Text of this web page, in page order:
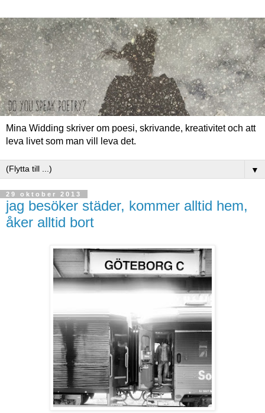
Mina Widding skriver om poesi, skrivande, kreativitet och att
leva livet som man vill leva det.
▼
29 oktober 2013
jag besöker städer, kommer alltid hem,
åker alltid bort